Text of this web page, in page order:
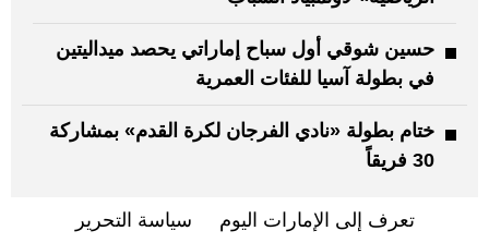
حسين شوقي أول سباح إماراتي يحصد ميداليتين
في بطولة آسيا للفئات العمرية
ختام بطولة «نادي الفرجان لكرة القدم» بمشاركة
30 فريقاً
تعرف إلى الإمارات اليوم سياسة التحرير